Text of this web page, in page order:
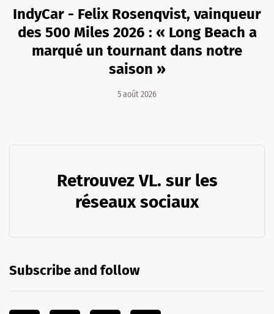
IndyCar - Felix Rosenqvist, vainqueur
des 500 Miles 2026 : « Long Beach a
marqué un tournant dans notre
saison »
5 août 2026
Retrouvez VL. sur les
réseaux sociaux
Subscribe and follow